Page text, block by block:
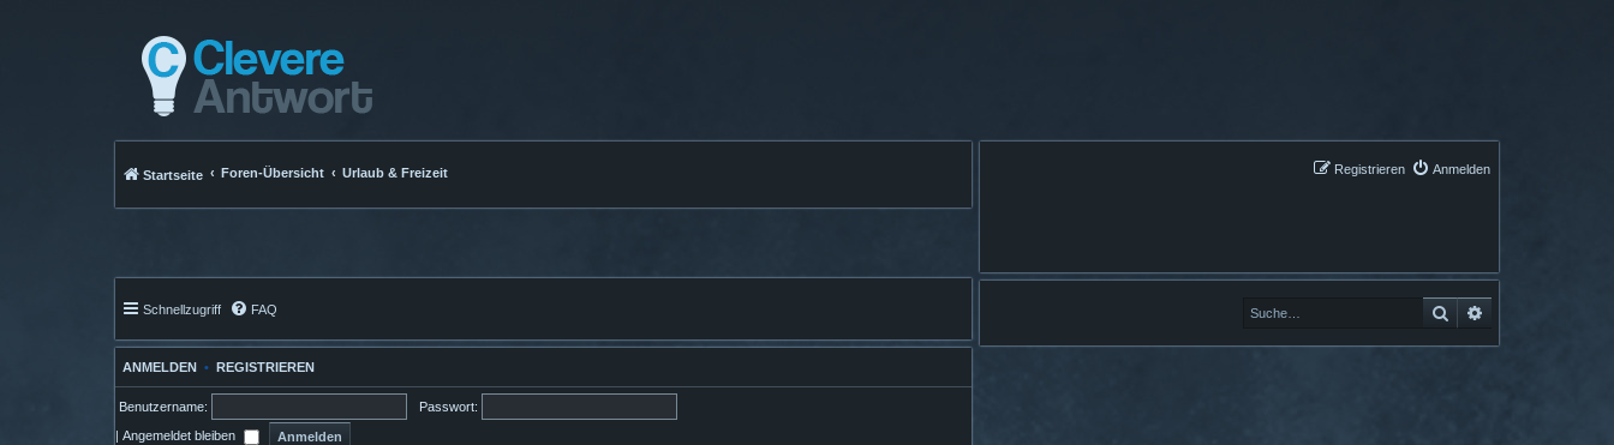
Anmelden
Registrieren
Suche
Startseite Foren-Übersicht Urlaub & Freizeit
Schnellzugriff FAQ
ANMELDEN • REGISTRIEREN
Benutzername: Passwort:
Angemeldet bleiben